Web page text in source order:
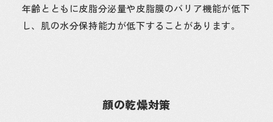
年齢とともに皮脂分泌量や皮脂膜のバリア機能が低下
し、肌の水分保持能力が低下することがあります。
顔の乾燥対策